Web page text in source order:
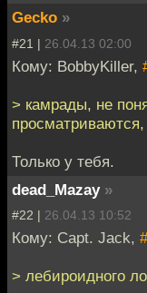
Gecko »
#21 | 26.04.13 02:00
Кому: BobbyKiller,
> камрады, не
Только у тебя.
dead_Mazay »
#22 | 26.04.13 10:52
Кому: Capt. Jack,
> лебироидного